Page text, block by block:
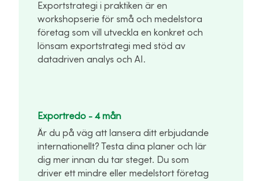
Exportstrategi i praktiken är en
workshopserie för små och medelstora
företag som vill utveckla en konkret och
lönsam exportstrategi med stöd av
datadriven analys och AI.
Exportredo - 4 mån
Är du på väg att lansera ditt erbjudande
internationellt? Testa dina planer och lär
dig mer innan du tar steget. Du som
driver ett mindre eller medelstort företag